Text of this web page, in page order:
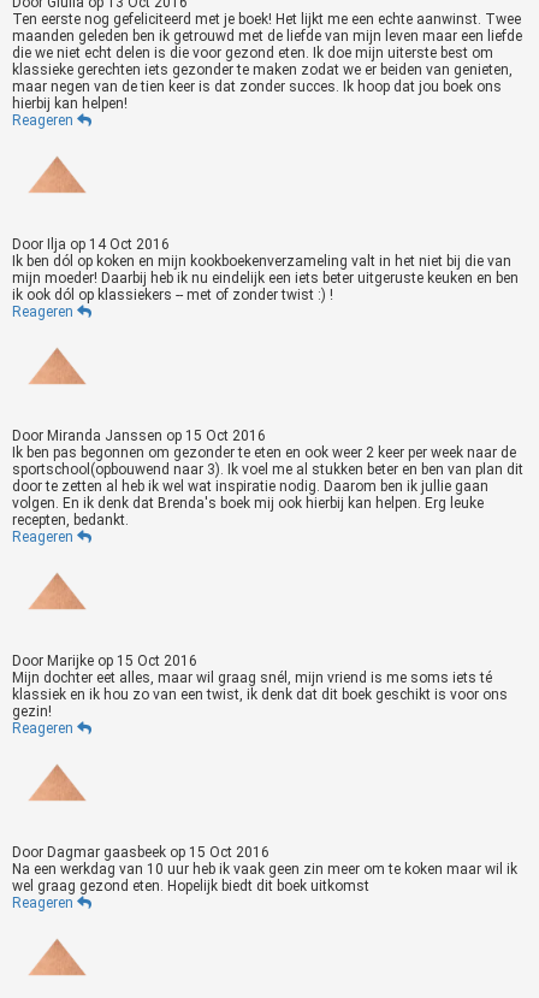
Ten eerste nog gefeliciteerd met je boek! Het lijkt me een echte aanwinst. Twee
maanden geleden ben ik getrouwd met de liefde van mijn leven maar een liefde
die we niet echt delen is die voor gezond eten. Ik doe mijn uiterste best om
klassieke gerechten iets gezonder te maken zodat we er beiden van genieten,
maar negen van de tien keer is dat zonder succes. Ik hoop dat jou boek ons
hierbij kan helpen!
Reageren
Door Ilja op 14 Oct 2016
Ik ben dól op koken en mijn kookboekenverzameling valt in het niet bij die van
mijn moeder! Daarbij heb ik nu eindelijk een iets beter uitgeruste keuken en ben
ik ook dól op klassiekers -- met of zonder twist :) !
Reageren
Door Miranda Janssen op 15 Oct 2016
Ik ben pas begonnen om gezonder te eten en ook weer 2 keer per week naar de
sportschool(opbouwend naar 3). Ik voel me al stukken beter en ben van plan dit
door te zetten al heb ik wel wat inspiratie nodig. Daarom ben ik jullie gaan
volgen. En ik denk dat Brenda's boek mij ook hierbij kan helpen. Erg leuke
recepten, bedankt.
Reageren
Door Marijke op 15 Oct 2016
Mijn dochter eet alles, maar wil graag snél, mijn vriend is me soms iets té
klassiek en ik hou zo van een twist, ik denk dat dit boek geschikt is voor ons
gezin‍‍!
Reageren
Door Dagmar gaasbeek op 15 Oct 2016
Na een werkdag van 10 uur heb ik vaak geen zin meer om te koken maar wil ik
wel graag gezond eten. Hopelijk biedt dit boek uitkomst
Reageren